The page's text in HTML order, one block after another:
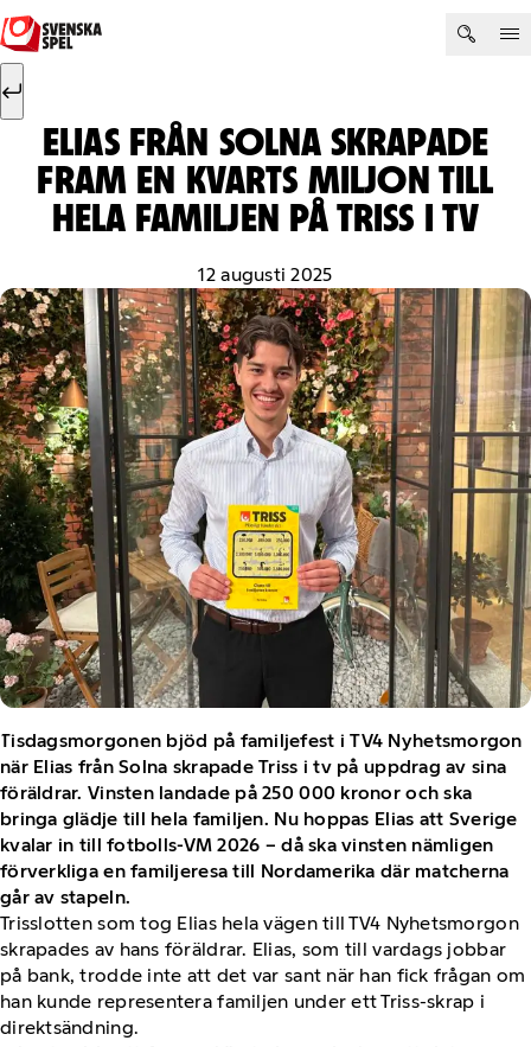
Hoppa till innehåll
Sök efter:
ELIAS FRÅN SOLNA SKRAPADE
FRAM EN KVARTS MILJON TILL
HELA FAMILJEN PÅ TRISS I TV
12 augusti 2025
Tisdagsmorgonen bjöd på familjefest i TV4 Nyhetsmorgon
när Elias från Solna skrapade Triss i tv på uppdrag av sina
föräldrar. Vinsten landade på 250 000 kronor och ska
bringa glädje till hela familjen. Nu hoppas Elias att Sverige
kvalar in till fotbolls-VM 2026 – då ska vinsten nämligen
förverkliga en familjeresa till Nordamerika där matcherna
går av stapeln.
Trisslotten som tog Elias hela vägen till TV4 Nyhetsmorgon
skrapades av hans föräldrar. Elias, som till vardags jobbar
på bank, trodde inte att det var sant när han fick frågan om
han kunde representera familjen under ett Triss-skrap i
direktsändning.